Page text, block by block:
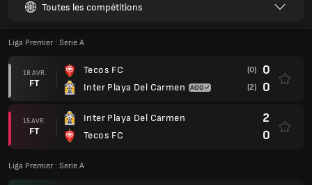
Toutes les compétitions
Liga Premier : Serie A
18 AVR.
FT
Tecos FC
Inter Playa Del Carmen
(0) 0
(2) 0
15 AVR.
FT
Inter Playa Del Carmen
Tecos FC
2
0
Liga Premier : Serie A